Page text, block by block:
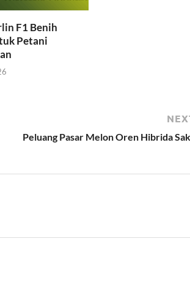
F1 Benih
Petani
Peluang Pasar Melon Oren Hibrida